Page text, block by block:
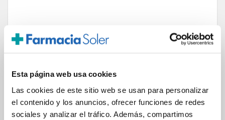
Esta página web usa cookies
Las cookies de este sitio web se usan para personalizar
el contenido y los anuncios, ofrecer funciones de redes
sociales y analizar el tráfico. Además, compartimos
ENVIOS Y DESTINOS
Península
Islas Baleares
Islas Canarias